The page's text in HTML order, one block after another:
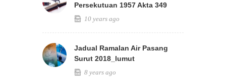
Persekutuan 1957 Akta 349
10 years ago
Jadual Ramalan Air Pasang
Surut 2018_lumut
8 years ago